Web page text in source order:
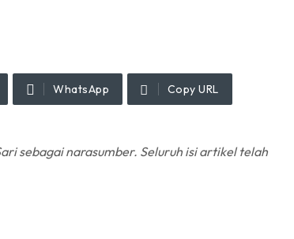
WhatsApp Copy URL
sebagai narasumber. Seluruh isi artikel telah